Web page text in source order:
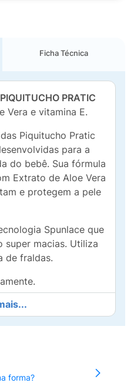
Ficha Técnica
PRATIC
Vera e vitamina E.
Piquitucho Pratic
para a
do bebê. Sua fórmula
Extrato de Aloe Vera
e protegem a pele
Spunlace que
super macias. Utiliza
de fraldas.
forma?